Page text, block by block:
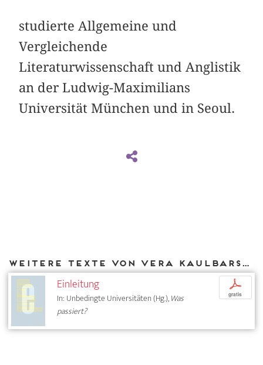
studierte Allgemeine und
Vergleichende
Literaturwissenschaft und Anglistik
an der Ludwig-Maximilians
Universität München und in Seoul.
Weitere Texte von Vera Kaulbarsch bei DIAPHANES
Einleitung
In: Unbedingte Universitäten (Hg.),Was
passiert?
p
gratis